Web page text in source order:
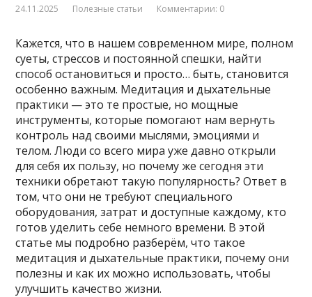
24.11.2025 Полезные статьи Комментарии: 0
Кажется, что в нашем современном мире, полном
суеты, стрессов и постоянной спешки, найти
способ остановиться и просто… быть, становится
особенно важным. Медитация и дыхательные
практики — это те простые, но мощные
инструменты, которые помогают нам вернуть
контроль над своими мыслями, эмоциями и
телом. Люди со всего мира уже давно открыли
для себя их пользу, но почему же сегодня эти
техники обретают такую популярность? Ответ в
том, что они не требуют специального
оборудования, затрат и доступные каждому, кто
готов уделить себе немного времени. В этой
статье мы подробно разберём, что такое
медитация и дыхательные практики, почему они
полезны и как их можно использовать, чтобы
улучшить качество жизни.